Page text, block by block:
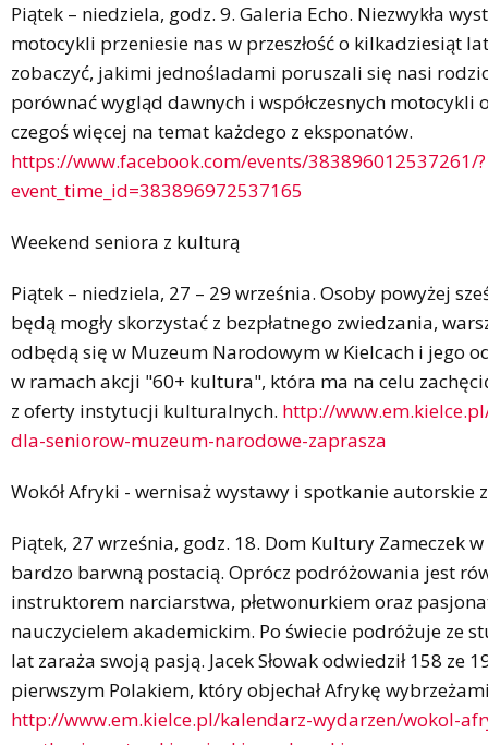
Piątek – niedziela, godz. 9. Galeria Echo. Niezwykła
motocykli przeniesie nas w przeszłość o kilkadziesiąt
zobaczyć, jakimi jednośladami poruszali się nasi
porównać wygląd dawnych i współczesnych motocykli
czegoś więcej na temat każdego z eksponatów.
https://www.facebook.com/events/383896012537261/?
event_time_id=383896972537165
Weekend seniora z kulturą
Piątek – niedziela, 27 – 29 września. Osoby powyżej
będą mogły skorzystać z bezpłatnego zwiedzania,
odbędą się w Muzeum Narodowym w Kielcach i jego
w ramach akcji "60+ kultura", która ma na celu
z oferty instytucji kulturalnych. http://
dla-seniorow-muzeum-narodowe-zaprasza
Wokół Afryki - wernisaż wystawy i spotkanie autorskie
Piątek, 27 września, godz. 18. Dom Kultury Zameczek
bardzo barwną postacią. Oprócz podróżowania jest
instruktorem narciarstwa, płetwonurkiem oraz
nauczycielem akademickim. Po świecie podróżuje ze
lat zaraża swoją pasją. Jacek Słowak odwiedził 158 ze
pierwszym Polakiem, który objechał Afrykę
http://www.em.kielce.pl/kalendarz-wydarzen/wokol-